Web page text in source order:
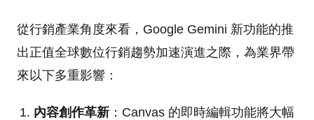
從行銷產業角度來看，Google Gemini 新功能的推
出正值全球數位行銷趨勢加速演進之際，為業界帶
來以下多重影響：
內容創作革新 ：Canvas 的即時編輯功能將大幅